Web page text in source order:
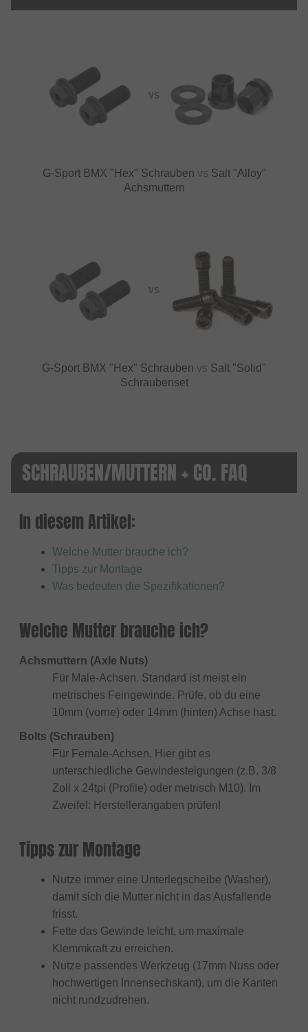
VS
G-Sport BMX "Hex" Schrauben vs Salt "Alloy"
Achsmuttern
VS
G-Sport BMX "Hex" Schrauben vs Salt "Solid"
Schraubenset
SCHRAUBEN/MUTTERN + CO. FAQ
In diesem Artikel:
Welche Mutter brauche ich?
Tipps zur Montage
Was bedeuten die Spezifikationen?
Welche Mutter brauche ich?
Achsmuttern (Axle Nuts)
Für Male-Achsen. Standard ist meist ein
metrisches Feingewinde. Prüfe, ob du eine
10mm (vorne) oder 14mm (hinten) Achse hast.
Bolts (Schrauben)
Für Female-Achsen. Hier gibt es
unterschiedliche Gewindesteigungen (z.B. 3/8
Zoll x 24tpi (Profile) oder metrisch M10). Im
Zweifel: Herstellerangaben prüfen!
Tipps zur Montage
Nutze immer eine Unterlegscheibe (Washer),
damit sich die Mutter nicht in das Ausfallende
frisst.
Fette das Gewinde leicht, um maximale
Klemmkraft zu erreichen.
Nutze passendes Werkzeug (17mm Nuss oder
hochwertigen Innensechskant), um die Kanten
nicht rundzudrehen.